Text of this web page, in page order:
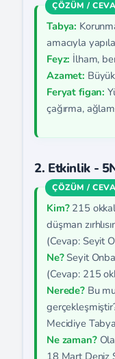
Tabya:
amacıyla
Feyz: İlham,
Azamet:
Feryat figan:
çağırma,
2. Etkinlik -
Kim?215
düşman
(Cevap: Seyit
Ne?Seyit
(Cevap: 215
Nerede?Bu
Mecidiye
Ne zaman?
18 Mart Deniz